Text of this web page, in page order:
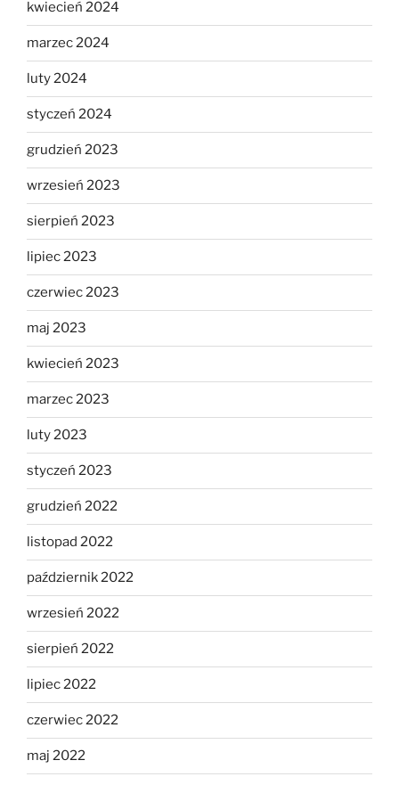
kwiecień 2024
marzec 2024
luty 2024
styczeń 2024
grudzień 2023
wrzesień 2023
sierpień 2023
lipiec 2023
czerwiec 2023
maj 2023
kwiecień 2023
marzec 2023
luty 2023
styczeń 2023
grudzień 2022
listopad 2022
październik 2022
wrzesień 2022
sierpień 2022
lipiec 2022
czerwiec 2022
maj 2022